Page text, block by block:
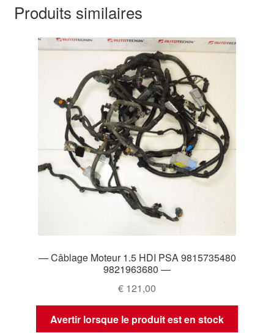
Produits similaires
— Câblage Moteur 1.5 HDI PSA 9815735480
9821963680 —
€ 121,00
Avertir lorsque le produit est en stock